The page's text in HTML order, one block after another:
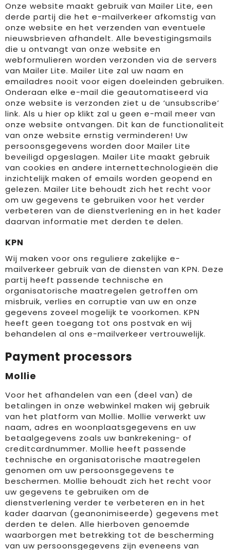
Onze website maakt gebruik van Mailer Lite, een
derde partij die het e-mailverkeer afkomstig van
onze website en het verzenden van eventuele
nieuwsbrieven afhandelt. Alle bevestigingsmails
die u ontvangt van onze website en
webformulieren worden verzonden via de servers
van Mailer Lite. Mailer Lite zal uw naam en
emailadres nooit voor eigen doeleinden gebruiken.
Onderaan elke e-mail die geautomatiseerd via
onze website is verzonden ziet u de ‘unsubscribe’
link. Als u hier op klikt zal u geen e-mail meer van
onze website ontvangen. Dit kan de functionaliteit
van onze website ernstig verminderen! Uw
persoonsgegevens worden door Mailer Lite
beveiligd opgeslagen. Mailer Lite maakt gebruik
van cookies en andere internettechnologieën die
inzichtelijk maken of emails worden geopend en
gelezen. Mailer Lite behoudt zich het recht voor
om uw gegevens te gebruiken voor het verder
verbeteren van de dienstverlening en in het kader
daarvan informatie met derden te delen.
KPN
Wij maken voor ons reguliere zakelijke e-
mailverkeer gebruik van de diensten van KPN. Deze
partij heeft passende technische en
organisatorische maatregelen getroffen om
misbruik, verlies en corruptie van uw en onze
gegevens zoveel mogelijk te voorkomen. KPN
heeft geen toegang tot ons postvak en wij
behandelen al ons e-mailverkeer vertrouwelijk.
Payment processors
Mollie
Voor het afhandelen van een (deel van) de
betalingen in onze webwinkel maken wij gebruik
van het platform van Mollie. Mollie verwerkt uw
naam, adres en woonplaatsgegevens en uw
betaalgegevens zoals uw bankrekening- of
creditcardnummer. Mollie heeft passende
technische en organisatorische maatregelen
genomen om uw persoonsgegevens te
beschermen. Mollie behoudt zich het recht voor
uw gegevens te gebruiken om de
dienstverlening verder te verbeteren en in het
kader daarvan (geanonimiseerde) gegevens met
derden te delen. Alle hierboven genoemde
waarborgen met betrekking tot de bescherming
van uw persoonsgegevens zijn eveneens van